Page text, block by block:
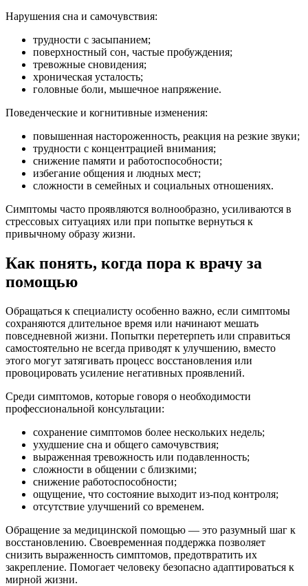
Нарушения сна и самочувствия:
трудности с засыпанием;
поверхностный сон, частые пробуждения;
тревожные сновидения;
хроническая усталость;
головные боли, мышечное напряжение.
Поведенческие и когнитивные изменения:
повышенная настороженность, реакция на резкие звуки;
трудности с концентрацией внимания;
снижение памяти и работоспособности;
избегание общения и людных мест;
сложности в семейных и социальных отношениях.
Симптомы часто проявляются волнообразно, усиливаются в
стрессовых ситуациях или при попытке вернуться к
привычному образу жизни.
Как понять, когда пора к врачу за
помощью
Обращаться к специалисту особенно важно, если симптомы
сохраняются длительное время или начинают мешать
повседневной жизни. Попытки перетерпеть или справиться
самостоятельно не всегда приводят к улучшению, вместо
этого могут затягивать процесс восстановления или
провоцировать усиление негативных проявлений.
Среди симптомов, которые говоря о необходимости
профессиональной консультации:
сохранение симптомов более нескольких недель;
ухудшение сна и общего самочувствия;
выраженная тревожность или подавленность;
сложности в общении с близкими;
снижение работоспособности;
ощущение, что состояние выходит из-под контроля;
отсутствие улучшений со временем.
Обращение за медицинской помощью — это разумный шаг к
восстановлению. Своевременная поддержка позволяет
снизить выраженность симптомов, предотвратить их
закрепление. Помогает человеку безопасно адаптироваться к
мирной жизни.